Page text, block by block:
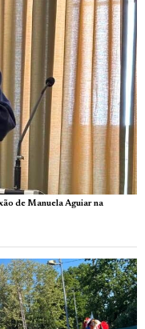
de Manuela Aguiar na